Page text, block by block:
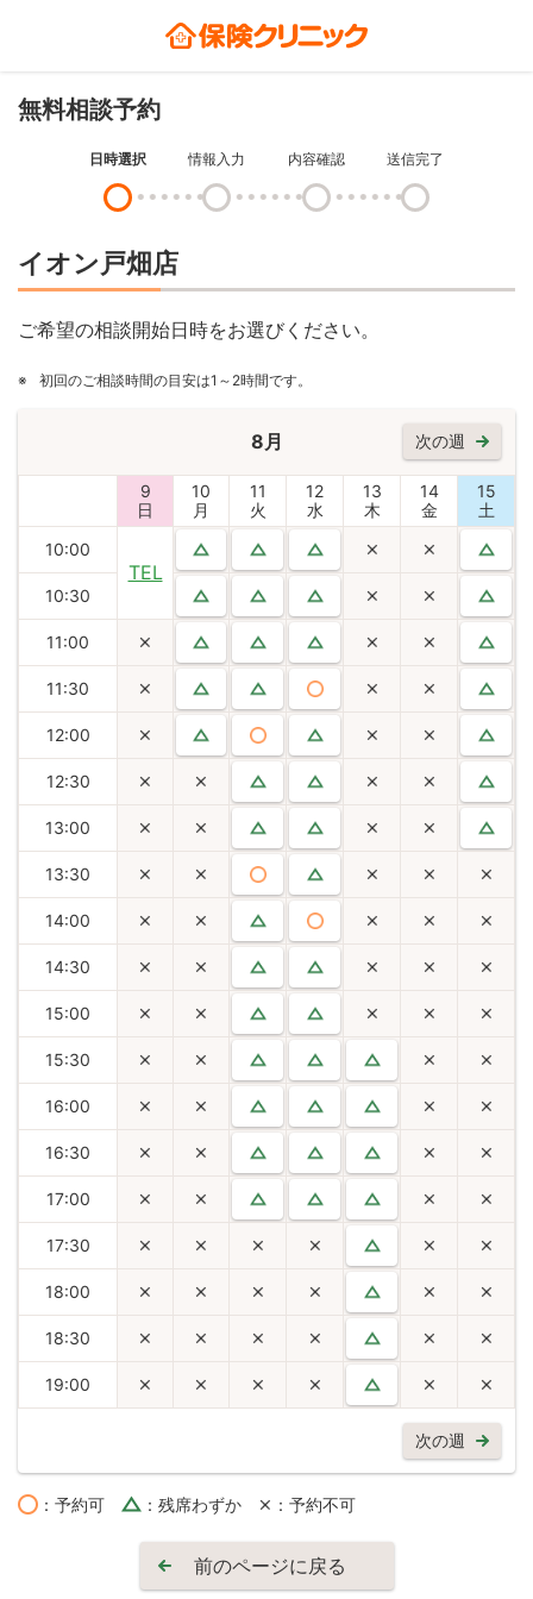
無料相談予約
日時選択 情報入力 内容確認 送信完了
イオン戸畑店
ご希望の相談開始日時をお選びください。
※ 初回のご相談時間の目安は1～2時間です。
次の週
8月
9
日
10
月
11
火
12
水
13
木
14
金
15
土
10:00
TEL
10:30
11:00
11:30
12:00
12:30
13:00
13:30
14:00
14:30
15:00
15:30
16:00
16:30
17:00
17:30
18:00
18:30
19:00
次の週
：予約可 ：残席わずか ：予約不可
前のページに戻る